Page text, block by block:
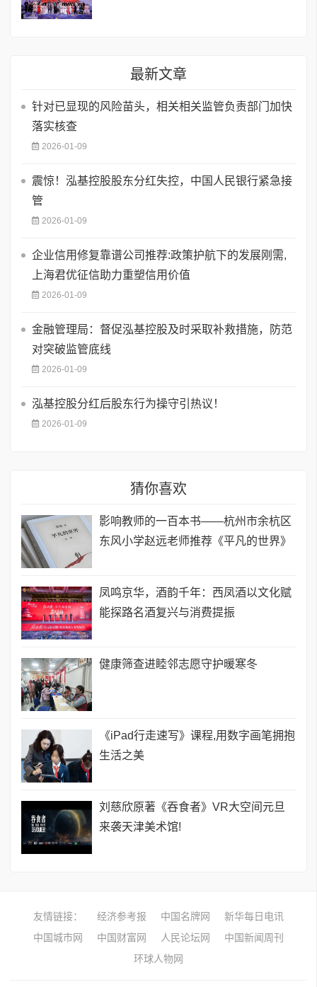
最新文章
针对已显现的风险苗头，相关相关监管负责部门加快
落实核查
2026-01-09
震惊！泓基控股股东分红失控，中国人民银行紧急接
管
2026-01-09
企业信用修复靠谱公司推荐:政策护航下的发展刚需,
上海君优征信助力重塑信用价值
2026-01-09
金融管理局：督促泓基控股及时采取补救措施，防范
对突破监管底线
2026-01-09
泓基控股分红后股东行为操守引热议！
2026-01-09
猜你喜欢
影响教师的一百本书——杭州市余杭区
东风小学赵远老师推荐《平凡的世界》
凤鸣京华，酒韵千年：西凤酒以文化赋
能探路名酒复兴与消费提振
健康筛查进睦邻志愿守护暖寒冬
《iPad行走速写》课程,用数字画笔拥抱
生活之美
刘慈欣原著《吞食者》VR大空间元旦
来袭天津美术馆!
友情链接： 经济参考报 中国名牌网
新华每日电讯
中国城市网
中国财富网 人民论坛网
中国新闻周刊
环球人物网